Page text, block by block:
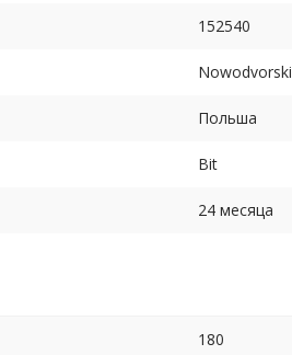
152540
Nowodvorski
Польша
Bit
24 месяца
180